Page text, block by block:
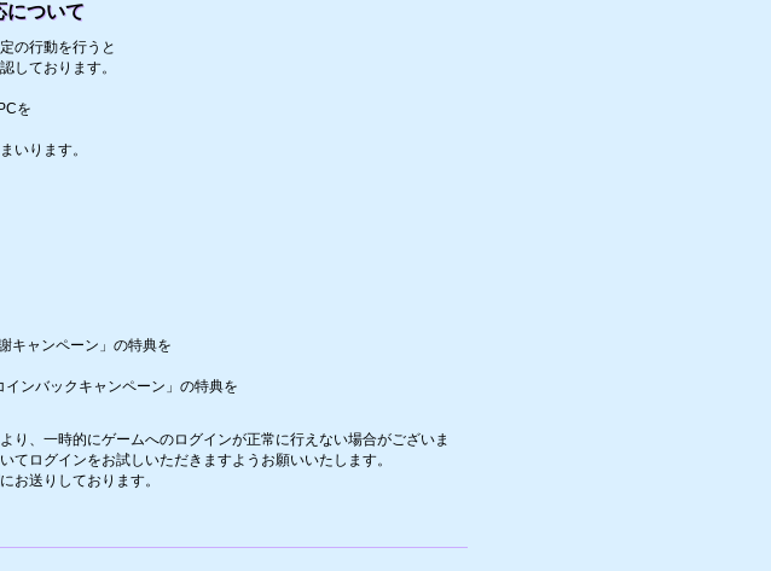
について
の行動を行うと
しております。
を
いります。
キャンペーン」の特典を
ンバックキャンペーン」の特典を
り、一時的にゲームへのログインが正常に行えない場合がございま
てログインをお試しいただきますようお願いいたします。
お送りしております。